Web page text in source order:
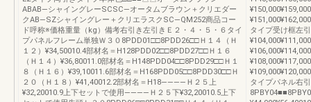
ABAB―シャイングレーSCSC―オータムブラウン＋クリエダー
クAB―SZシャイングレー＋クリエラスクSC―QM252商品コー
ド呼称※価格重量（kg）備考右引き左引きＥ２・４・５・６タイ
プパネルフレーム単独Ｗ３０8PDD01□□8PDD26□□Ｈ１４（Ｈ
１２）¥34,50010.4部材名＝H128PDD02□□8PDD27□□Ｈ１６
（Ｈ１４）¥36,80011.0部材名＝H148PDD04□□8PDD29□□Ｈ１
８（Ｈ１６）¥39,10011.6部材名＝H168PDD05□□8PDD30□□Ｈ
２０（Ｈ１８）¥41,40012.2部材名＝H18――――Ｈ２５上
¥32,20010.9上下セットで使用――――Ｈ２５下¥32,20010.5上下
タイプ受け框左
タイプパネル右